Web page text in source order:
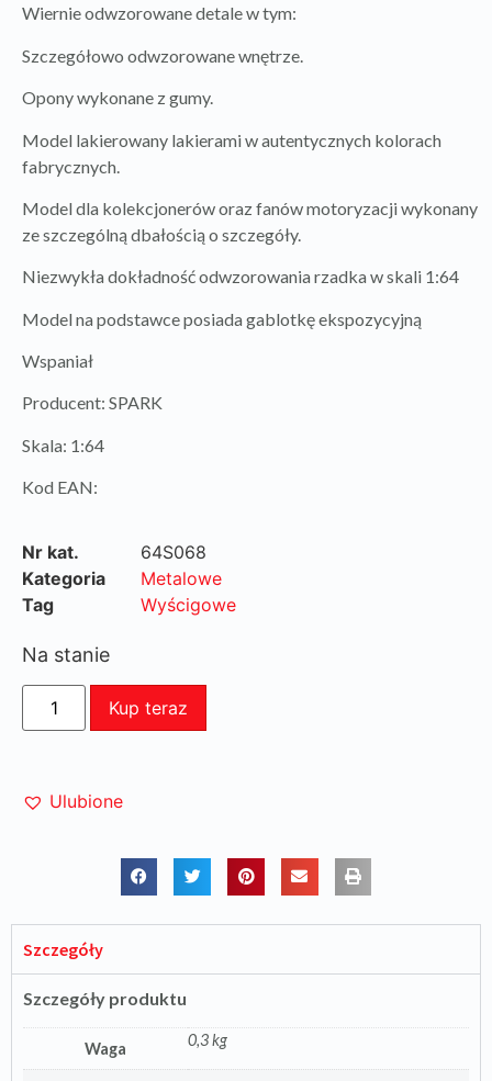
Wiernie odwzorowane detale w tym:
Szczegółowo odwzorowane wnętrze.
Opony wykonane z gumy.
Model lakierowany lakierami w autentycznych kolorach
fabrycznych.
Model dla kolekcjonerów oraz fanów motoryzacji wykonany
ze szczególną dbałością o szczegóły.
Niezwykła dokładność odwzorowania rzadka w skali 1:64
Model na podstawce posiada gablotkę ekspozycyjną
Wspaniał
Producent: SPARK
Skala: 1:64
Kod EAN:
Nr kat.
64S068
Kategoria
Metalowe
Tag
Wyścigowe
Na stanie
Kup teraz
Ulubione
Szczegóły
Szczegóły produktu
Waga 0,3 kg